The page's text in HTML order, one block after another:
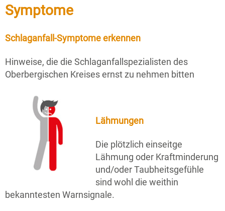
Symptome
Schlaganfall-Symptome erkennen
Hinweise, die die Schlaganfallspezialisten des
Oberbergischen Kreises ernst zu nehmen bitten
Lähmungen
Die plötzlich einseitge
Lähmung oder Kraftminderung
und/oder Taubheitsgefühle
sind wohl die weithin
bekanntesten Warnsignale.